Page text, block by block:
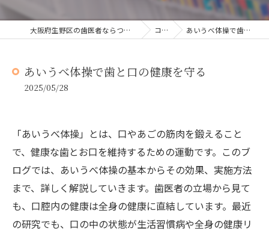
大阪府生野区の歯医者ならつばさデンタルクリニック コラム あいうべ体操で歯と口の健康を守る
あいうべ体操で歯と口の健康を守る
2025/05/28
「あいうべ体操」とは、口やあごの筋肉を鍛えること
で、健康な歯とお口を維持するための運動です。このブ
ログでは、あいうべ体操の基本からその効果、実施方法
まで、詳しく解説していきます。歯医者の立場から見て
も、口腔内の健康は全身の健康に直結しています。最近
の研究でも、口の中の状態が生活習慣病や全身の健康リ